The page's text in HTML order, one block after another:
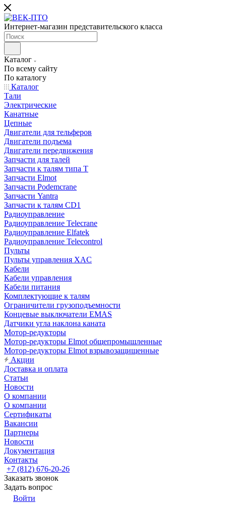
Интернет-магазин представительского класса
Каталог
По всему сайту
По каталогу
Каталог
Тали
Электрические
Канатные
Цепные
Двигатели для тельферов
Двигатели подъема
Двигатели передвижения
Запчасти для талей
Запчасти к талям типа Т
Запчасти Elmot
Запчасти Podemcrane
Запчасти Yantra
Запчасти к талям CD1
Радиоуправление
Радиоуправление Telecrane
Радиоуправление Elfatek
Радиоуправление Telecontrol
Пульты
Пульты управления XAC
Кабели
Кабели управления
Кабели питания
Комплектующие к талям
Ограничители грузоподъемности
Концевые выключатели EMAS
Датчики угла наклона каната
Мотор-редукторы
Мотор-редукторы Elmot общепромышленные
Мотор-редукторы Elmot взрывозащищенные
Акции
Доставка и оплата
Статьи
Новости
О компании
О компании
Сертификаты
Вакансии
Партнеры
Новости
Документация
Контакты
+7 (812) 676-20-26
Заказать звонок
Задать вопрос
Войти